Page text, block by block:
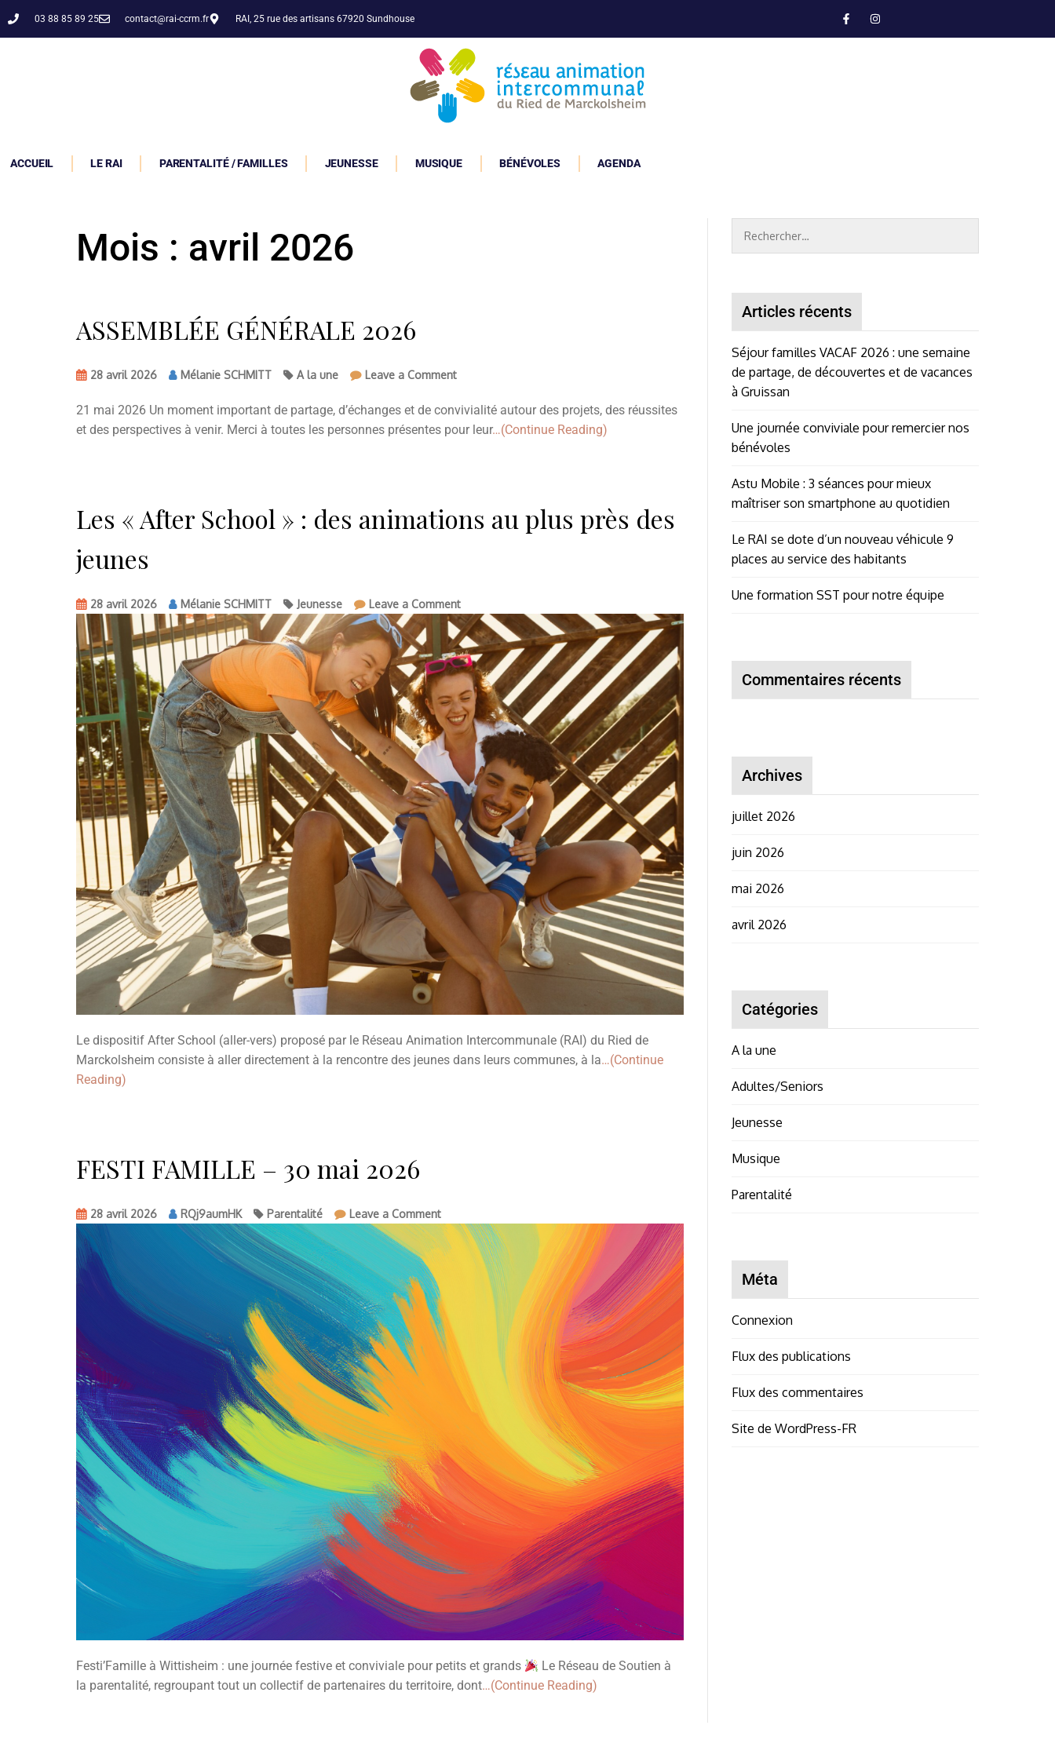
03 88 85 89 25 contact@rai-ccrm.fr RAI, 25 rue des artisans 67920 Sundhouse
ACCUEIL LE RAI PARENTALITÉ / FAMILLES JEUNESSE MUSIQUE BÉNÉVOLES AGENDA
Mois : avril 2026
ASSEMBLÉE GÉNÉRALE 2026
28 avril 2026 Mélanie SCHMITT A la une Leave a Comment
21 mai 2026 Un moment important de partage, d’échanges et de convivialité autour des projets, des réussites
et des perspectives à venir. Merci à toutes les personnes présentes pour leur…(Continue Reading)
Les « After School » : des animations au plus près des
jeunes
28 avril 2026 Mélanie SCHMITT Jeunesse Leave a Comment
Le dispositif After School (aller-vers) proposé par le Réseau Animation Intercommunale (RAI) du Ried de
Marckolsheim consiste à aller directement à la rencontre des jeunes dans leurs communes, à la…(Continue
Reading)
FESTI FAMILLE – 30 mai 2026
28 avril 2026 RQj9aumHK Parentalité Leave a Comment
Festi’Famille à Wittisheim : une journée festive et conviviale pour petits et grands
Le Réseau de Soutien à
la parentalité, regroupant tout un collectif de partenaires du territoire, dont…(Continue Reading)
Articles récents
Séjour familles VACAF 2026 : une semaine
de partage, de découvertes et de vacances
à Gruissan
Une journée conviviale pour remercier nos
bénévoles
Astu Mobile : 3 séances pour mieux
maîtriser son smartphone au quotidien
Le RAI se dote d’un nouveau véhicule 9
places au service des habitants
Une formation SST pour notre équipe
Commentaires récents
Archives
juillet 2026
juin 2026
mai 2026
avril 2026
Catégories
A la une
Adultes/Seniors
Jeunesse
Musique
Parentalité
Méta
Connexion
Flux des publications
Flux des commentaires
Site de WordPress-FR